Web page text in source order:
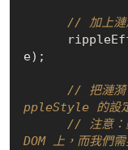
// 加上漣
e);
// 把漣漪
ppleStyle 的設
// 注意：
DOM 上，而我們